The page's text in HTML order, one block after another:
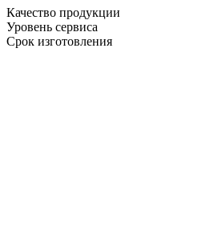
Качество продукции
Уровень сервиса
Срок изготовления